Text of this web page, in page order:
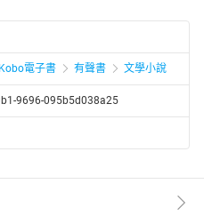
電子書 有聲書 文學小說
9696-095b5d038a25